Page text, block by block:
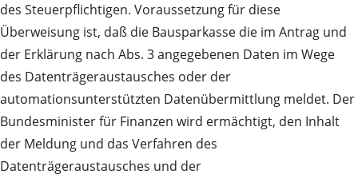
des Steuerpflichtigen. Voraussetzung für diese
Überweisung ist, daß die Bausparkasse die im Antrag und
der Erklärung nach Abs. 3 angegebenen Daten im Wege
des Datenträgeraustausches oder der
automationsunterstützten Datenübermittlung meldet. Der
Bundesminister für Finanzen wird ermächtigt, den Inhalt
der Meldung und das Verfahren des
Datenträgeraustausches und der